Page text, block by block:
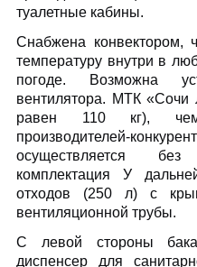
туалетные кабины.
Снабжена конвектором,
температуру внутри в
погоде. Возможна
вентилятора. МТК «Сочи
равен 110 кг), чем
производителей-
осуществляется
комплектация У
отходов (250 л) с
вентиляционной трубы.
С левой стороны
диспенсер для